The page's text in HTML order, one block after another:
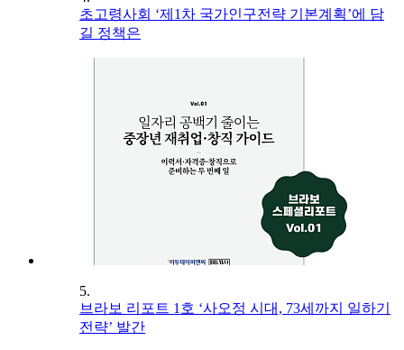
초고령사회 ‘제1차 국가인구전략 기본계획’에 담
길 정책은
5.
브라보 리포트 1호 ‘사오정 시대, 73세까지 일하기
전략’ 발간